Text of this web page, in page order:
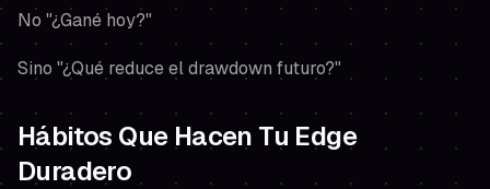
No "¿Gané hoy?"
Sino "¿Qué reduce el drawdown futuro?"
Hábitos Que Hacen Tu Edge
Duradero